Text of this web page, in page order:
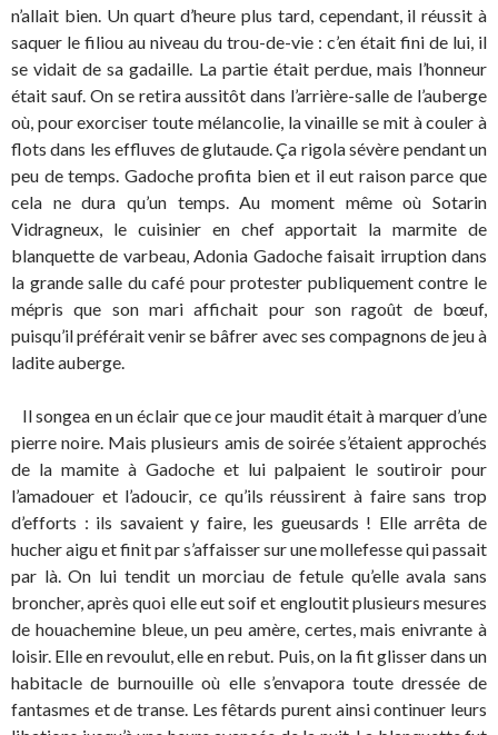
n’allait bien. Un quart d’heure plus tard, cependant, il réussit à
saquer le filiou au niveau du trou-de-vie : c’en était fini de lui, il
se vidait de sa gadaille. La partie était perdue, mais l’honneur
était sauf. On se retira aussitôt dans l’arrière-salle de l’auberge
où, pour exorciser toute mélancolie, la vinaille se mit à couler à
flots dans les effluves de glutaude. Ça rigola sévère pendant un
peu de temps. Gadoche profita bien et il eut raison parce que
cela ne dura qu’un temps. Au moment même où Sotarin
Vidragneux, le cuisinier en chef apportait la marmite de
blanquette de varbeau, Adonia Gadoche faisait irruption dans
la grande salle du café pour protester publiquement contre le
mépris que son mari affichait pour son ragoût de bœuf,
puisqu’il préférait venir se bâfrer avec ses compagnons de jeu à
ladite auberge.
Il songea en un éclair que ce jour maudit était à marquer d’une
pierre noire. Mais plusieurs amis de soirée s’étaient approchés
de la mamite à Gadoche et lui palpaient le soutiroir pour
l’amadouer et l’adoucir, ce qu’ils réussirent à faire sans trop
d’efforts : ils savaient y faire, les gueusards ! Elle arrêta de
hucher aigu et finit par s’affaisser sur une mollefesse qui passait
par là. On lui tendit un morciau de fetule qu’elle avala sans
broncher, après quoi elle eut soif et engloutit plusieurs mesures
de houachemine bleue, un peu amère, certes, mais enivrante à
loisir. Elle en revoulut, elle en rebut. Puis, on la fit glisser dans un
habitacle de burnouille où elle s’envapora toute dressée de
fantasmes et de transe. Les fêtards purent ainsi continuer leurs